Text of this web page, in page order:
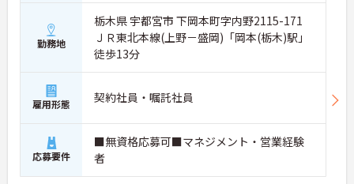
勤務地
栃木県 宇都宮市 下岡本町字内野2115-171
ＪＲ東北本線(上野－盛岡)「岡本(栃木)駅」
徒歩13分
雇用形態 契約社員・嘱託社員
応募要件
■無資格応募可■マネジメント・営業経験
者